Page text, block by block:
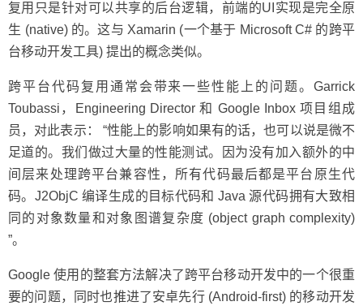
复用只是针对可以共享的后台逻辑，前端的UI实现是完全原
生 (native) 的。这与 Xamarin (一个基于 Microsoft C# 的跨平
台移动开发工具) 提出的概念类似。
跨平台代码复用通常会带来一些性能上的问题。Garrick
Toubassi，Engineering Director 和 Google Inbox 项目组成
员，对此表示： “性能上的影响如果有的话，也可以说是微不
足道的。我们做过大量的性能测试。因为没有加入额外的中
间层来处理跨平台兼容性，所有代码最后都是平台原生代
码。J2ObjC 编译生成的目标代码和 Java 源代码拥有大致相
同的对象数量和对象图谱复杂度 (object graph complexity)
”。
Google 使用的整套方法解决了跨平台移动开发中的一个很重
要的问题，同时也推进了安卓先行 (Android-first) 的移动开发